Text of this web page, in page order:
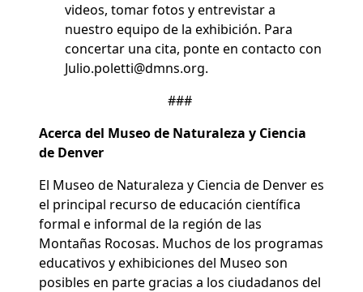
videos, tomar fotos y entrevistar a
nuestro equipo de la exhibición. Para
concertar una cita, ponte en contacto con
Julio.poletti@dmns.org.
###
Acerca del Museo de Naturaleza y Ciencia
de Denver
El Museo de Naturaleza y Ciencia de Denver es
el principal recurso de educación científica
formal e informal de la región de las
Montañas Rocosas. Muchos de los programas
educativos y exhibiciones del Museo son
posibles en parte gracias a los ciudadanos del